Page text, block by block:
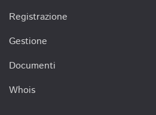
Registrazione
Gestione
Documenti
Whois